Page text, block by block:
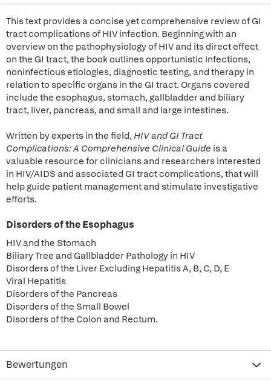
This text provides a concise yet comprehensive review of GI
tract complications of HIV infection. Beginning with an
overview on the pathophysiology of HIV and its direct effect
on the GI tract, the book outlines opportunistic infections,
noninfectious etiologies, diagnostic testing, and therapy in
relation to specific organs in the GI tract. Organs covered
include the esophagus, stomach, gallbladder and biliary
tract, liver, pancreas, and small and large intestines.
Written by experts in the field, HIV and GI Tract
Complications: A Comprehensive Clinical Guide is a
valuable resource for clinicians and researchers interested
in HIV/AIDS and associated GI tract complications, that will
help guide patient management and stimulate investigative
efforts.
Disorders of the Esophagus
HIV and the Stomach
Biliary Tree and Gallbladder Pathology in HIV
Disorders of the Liver Excluding Hepatitis A, B, C, D, E
Viral Hepatitis
Disorders of the Pancreas
Disorders of the Small Bowel
Disorders of the Colon and Rectum.
Bewertungen